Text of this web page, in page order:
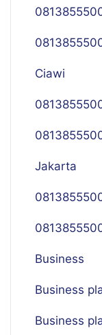
Ciawi
Jakarta
Business
Business
Business